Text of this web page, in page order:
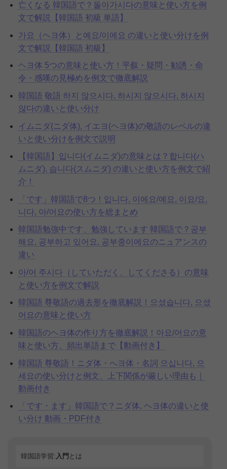
亡くなる 韓国語で？돌아가시다の意味と使い方を例
文で解説【韓国語 初級 単語】
가요（ヘヨ体）と예요/이에요 の違いと使い分けを例
文で解説【韓国語 初級】
ヘヨ体 5つの意味と使い方！平叙・疑問・勧誘・命
令・感嘆の見極めを例文で徹底解説
韓国語 敬語 하지 않으시다, 하시지 않으시다, 하시지
않다の違いと使い分け
イムニダ(ニダ体), イエヨ(ヘヨ体)の敬語のレベルの違
いと使い分けを例文で説明
【韓国語】입니다(イムニダ)の意味とは？합니다(ハ
ムニダ), 습니다(スムニダ) の違いと使い方を例文で紹
介！
「です」韓国語で8つ！입니다, 이에요/예요, 이요/요,
니다, 아/어요の使い方を総まとめ
韓国語勉強中です、勉強しています 韓国語で？공부
해요, 공부하고 있어요, 공부중이에요のニュアンスの
違い
아/어 주시다（していただく、してくださる）の意味
と使い方を例文で解説
韓国語 尊敬語の過去形を徹底解説！으셨습니다, 으셨
어요の意味と使い方
韓国語のヘヨ体の作り方を徹底解説！아요/어요の意
味と使い方、頻出単語まで【動画付き】
韓国語 尊敬語！ニダ体・へヨ体・名詞 으십니다, 으
세요の使い分けと例文、上下関係が厳しい理由も｜
動画付き
「です・ます」韓国語で？ニダ体, ヘヨ体の違いと使
い分け 動画・PDF付き
韓国語学習: 入門 とは